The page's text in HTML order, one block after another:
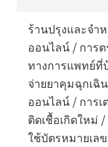
ร้านปรุงและจำ
ออนไลน์ / การ
ทางการแพทย์ที่
จ่ายยาคุมฉุกเฉิ
ออนไลน์ / การ
ติดเชื้อเกิดใหม่
ใช้บัตรหมายเล